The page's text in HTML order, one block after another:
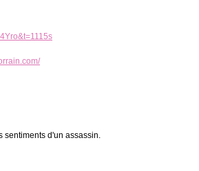
sentiments d'un assassin.